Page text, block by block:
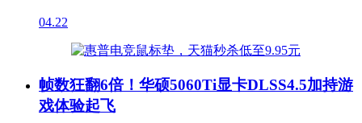
04.22
帧数狂翻6倍！华硕5060Ti显卡DLSS4.5加持游
戏体验起飞